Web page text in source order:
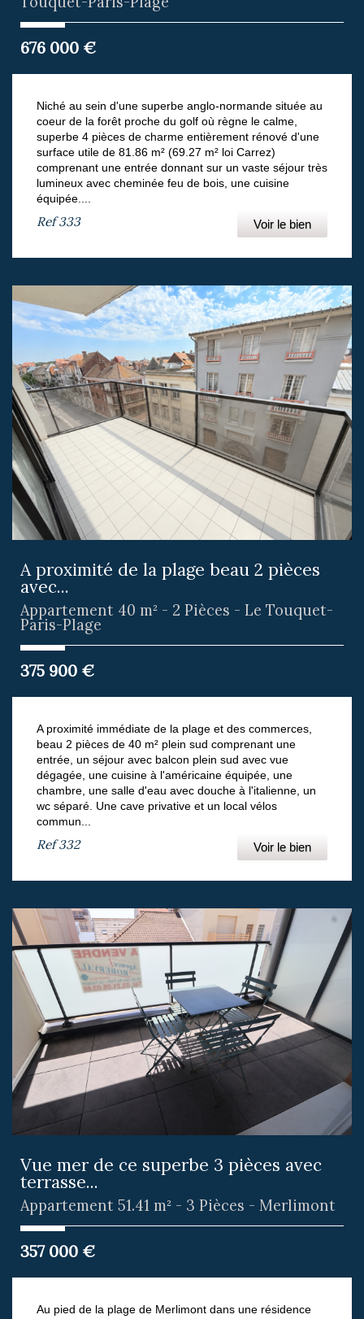
676 000 €
Niché au sein d'une superbe anglo-normande située au
coeur de la forêt proche du golf où règne le calme,
superbe 4 pièces de charme entièrement rénové d'une
surface utile de 81.86 m² (69.27 m² loi Carrez)
comprenant une entrée donnant sur un vaste séjour très
lumineux avec cheminée feu de bois, une cuisine
équipée....
Ref333 Voir le bien
A proximité de la plage beau 2 pièces
avec...
Appartement 40 m² - 2 Pièces - Le Touquet-
Paris-Plage
375 900 €
A proximité immédiate de la plage et des commerces,
beau 2 pièces de 40 m² plein sud comprenant une
entrée, un séjour avec balcon plein sud avec vue
dégagée, une cuisine à l'américaine équipée, une
chambre, une salle d'eau avec douche à l'italienne, un
wc séparé. Une cave privative et un local vélos
commun...
Ref332 Voir le bien
Vue mer de ce superbe 3 pièces avec
terrasse...
Appartement 51.41 m² - 3 Pièces - Merlimont
357 000 €
Au pied de la plage de Merlimont dans une résidence